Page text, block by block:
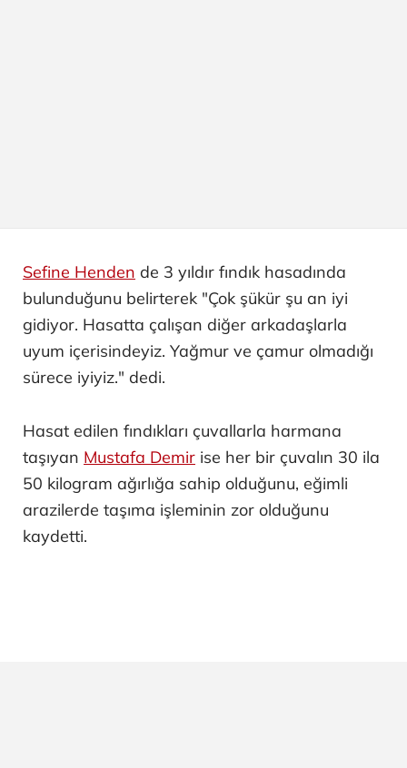
Sefine Henden de 3 yıldır fındık hasadında
bulunduğunu belirterek "Çok şükür şu an iyi
gidiyor. Hasatta çalışan diğer arkadaşlarla
uyum içerisindeyiz. Yağmur ve çamur olmadığı
sürece iyiyiz." dedi.
Hasat edilen fındıkları çuvallarla harmana
taşıyan Mustafa Demir ise her bir çuvalın 30 ila
50 kilogram ağırlığa sahip olduğunu, eğimli
arazilerde taşıma işleminin zor olduğunu
kaydetti.